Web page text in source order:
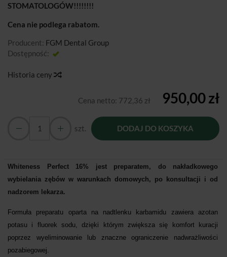
STOMATOLOGÓW!!!!!!!!
Cena nie podlega rabatom.
Producent: FGM Dental Group
Dostępność:
Historia ceny
Cena netto: 772,36 zł 950,00 zł
szt. DODAJ DO KOSZYKA
Whiteness Perfect 16% jest preparatem, do nakładkowego
wybielania zębów w warunkach domowych, po konsultacji i od
nadzorem lekarza.
Formuła preparatu oparta na nadtlenku karbamidu zawiera azotan
potasu i fluorek sodu, dzięki którym zwiększa się komfort kuracji
poprzez wyeliminowanie lub znaczne ograniczenie nadwrażliwości
pozabiegowej.